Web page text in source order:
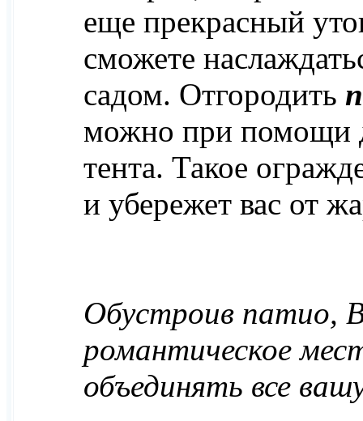
еще прекрасный
сможете
садом. Отгородить
можно при помощи
тента. Такое
и убережет вас от
Обустроив патио,
романтическое
объединять все